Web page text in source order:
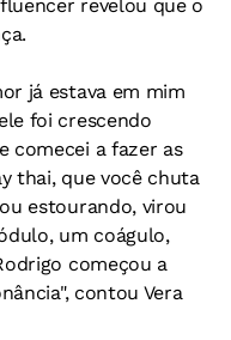
revelou que o
já estava em mim
foi crescendo
comecei a fazer as
thai, que você chuta
estourando, virou
um coágulo,
começou a
contou Vera